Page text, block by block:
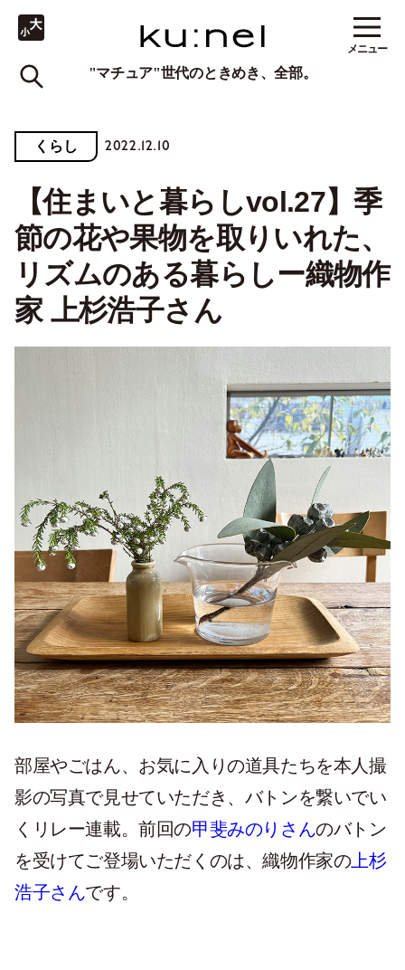
"マチュア"世代のときめき、全部。
メニュー
くらし 2022.12.10
【住まいと暮らしvol.27】季
節の花や果物を取りいれた、
リズムのある暮らしー織物作
家 上杉浩子さん
部屋やごはん、お気に入りの道具たちを本人撮
影の写真で見せていただき、バトンを繋いでい
くリレー連載。前回の甲斐みのりさんのバトン
を受けてご登場いただくのは、織物作家の 上杉
浩子さんです。